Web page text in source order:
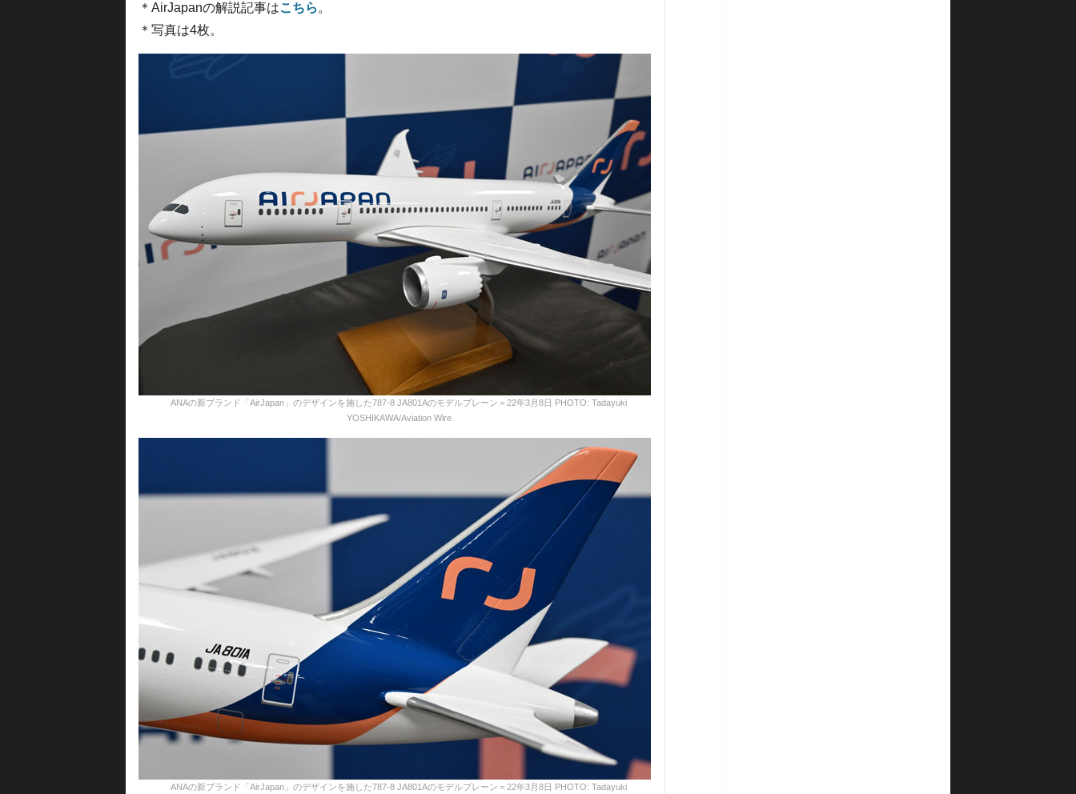
＊AirJapanの解説記事はこちら 。
＊写真は4枚。
ANAの新ブランド「AirJapan」のデザインを施した787-8 JA801Aのモデルプレーン＝22年3月8日 PHOTO: Tadayuki
YOSHIKAWA/Aviation Wire
ANAの新ブランド「AirJapan」のデザインを施した787-8 JA801Aのモデルプレーン＝22年3月8日 PHOTO: Tadayuki